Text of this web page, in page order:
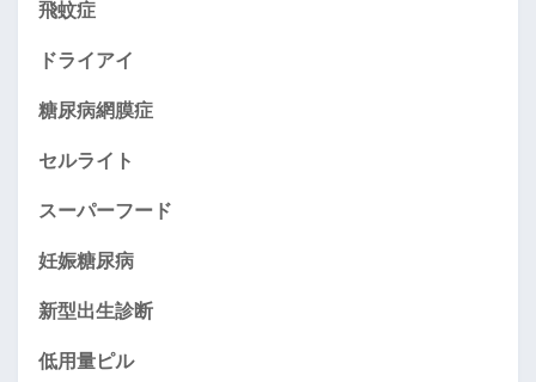
飛蚊症
ドライアイ
糖尿病網膜症
セルライト
スーパーフード
妊娠糖尿病
新型出生診断
低用量ピル